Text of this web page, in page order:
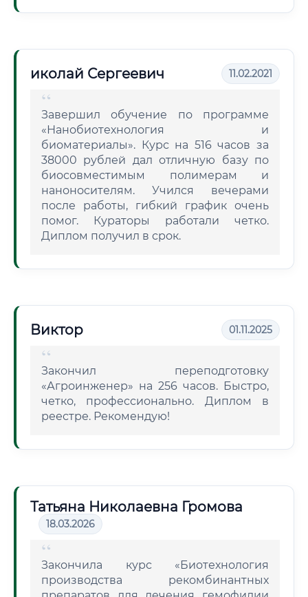
иколай Сергеевич 11.02.2021
Завершил обучение по программе
«Нанобиотехнология и
биоматериалы». Курс на 516 часов за
38000 рублей дал отличную базу по
биосовместимым полимерам и
наноносителям. Учился вечерами
после работы, гибкий график очень
помог. Кураторы работали четко.
Диплом получил в срок.
Виктор 01.11.2025
Закончил переподготовку
«Агроинженер» на 256 часов. Быстро,
четко, профессионально. Диплом в
реестре. Рекомендую!
Татьяна Николаевна Громова
18.03.2026
Закончила курс «Биотехнология
производства рекомбинантных